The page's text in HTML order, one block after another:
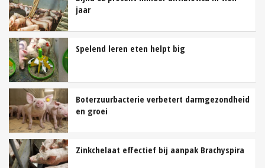
jaar
Spelend leren eten helpt big
Boterzuurbacterie verbetert darmgezondheid
en groei
Zinkchelaat effectief bij aanpak Brachyspira